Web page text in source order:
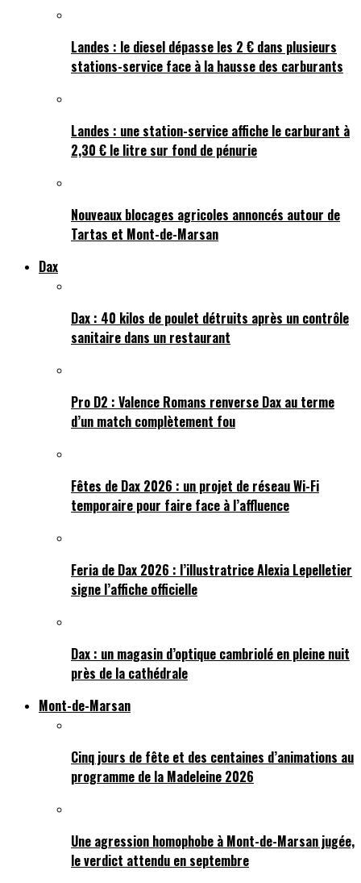
Landes : le diesel dépasse les 2 € dans plusieurs
stations-service face à la hausse des carburants
Landes : une station-service affiche le carburant à
2,30 € le litre sur fond de pénurie
Nouveaux blocages agricoles annoncés autour de
Tartas et Mont-de-Marsan
Dax
Dax : 40 kilos de poulet détruits après un contrôle
sanitaire dans un restaurant
Pro D2 : Valence Romans renverse Dax au terme
d’un match complètement fou
Fêtes de Dax 2026 : un projet de réseau Wi-Fi
temporaire pour faire face à l’affluence
Feria de Dax 2026 : l’illustratrice Alexia Lepelletier
signe l’affiche officielle
Dax : un magasin d’optique cambriolé en pleine nuit
près de la cathédrale
Mont-de-Marsan
Cinq jours de fête et des centaines d’animations au
programme de la Madeleine 2026
Une agression homophobe à Mont-de-Marsan jugée,
le verdict attendu en septembre